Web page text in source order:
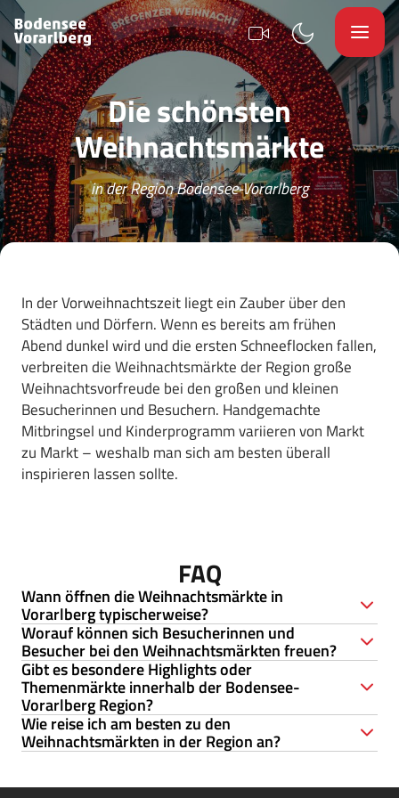
Die schönsten
Weihnachtsmärkte
in der Region Bodensee-Vorarlberg
In der Vorweihnachtszeit liegt ein Zauber über den
Städten und Dörfern. Wenn es bereits am frühen
Abend dunkel wird und die ersten Schneeflocken fallen,
verbreiten die Weihnachtsmärkte der Region große
Weihnachtsvorfreude bei den großen und kleinen
Besucherinnen und Besuchern. Handgemachte
Mitbringsel und Kinderprogramm variieren von Markt
zu Markt – weshalb man sich am besten überall
inspirieren lassen sollte.
FAQ
Wann öffnen die Weihnachtsmärkte in
Vorarlberg typischerweise?
Die meisten Weihnachtsmärkte in Vorarlberg beginnen
Mitte bis Ende November und laufen bis kurz vor
Weihnachten. Es gibt auch viele kleinere
Weihnachtsmärkte, die nur an einem Wochenende im
Advent geöffnet haben.
Worauf können sich Besucherinnen und
Besucher bei den Weihnachtsmärkten freuen?
Besucherinnen und Besucher erwartet ein
stimmungsvolles Ambiente mit festlich dekorierten
Ständen, regionalem Kunsthandwerk, kulinarischen
Köstlichkeiten, Musik- und Bühnenprogrammen sowie
Gibt es besondere Highlights oder
Themenmärkte innerhalb der Bodensee-
Vorarlberg Region?
Ja. Ein Highlight ist etwa der Markt in Bregenz mit Kunst-
Weihnachtsschiff-Verbindung zum benachbarten
Wie reise ich am besten zu den
Weihnachtsmärkten in der Region an?